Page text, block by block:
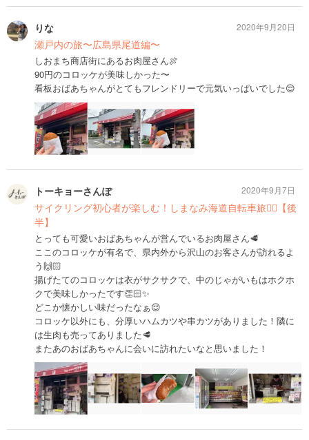
りな
瀬戸内の旅〜広島県尾道編〜
しおまち商店街にあるお肉屋さん🍖
90円のコロッケが美味しかった〜
看板おばあちゃんがとてもフレンドリーで元気いっぱいでした😌
2020年9月20日
トーキョーさんぽ
サイクリング初心者が楽しむ！しまなみ海道自転車旅🚴‍♀️【後
半】
とっても可愛いおばあちゃんが営んでいるお肉屋さん🥩
ここのコロッケが有名で、県内外から沢山のお客さんが訪れるよ
う🙌🏻
揚げたてのコロッケは衣がサクサクで、中のじゃがいもはホクホ
クで美味しかったです👏🏻✨
どこか懐かしい味だったなぁ😌
コロッケ以外にも、分厚いハムカツや串カツがありました！隣に
は生肉も売ってありました🥩
またあのおばあちゃんに会いに訪れたいなと思いました！
2020年9月7日